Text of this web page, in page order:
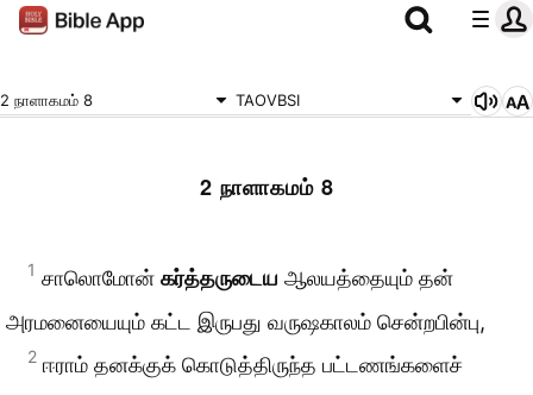
2 நாளாகமம் 8 TAOVBSI
2 நாளாகமம் 8
1 சாலொமோன் கர்த்தருடைய ஆலயத்தையும் தன்
அரமனையையும் கட்ட இருபது வருஷகாலம் சென்றபின்பு,
2 ஈராம் தனக்குக் கொடுத்திருந்த பட்டணங்களைச்